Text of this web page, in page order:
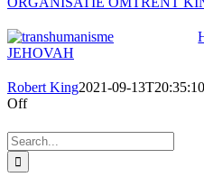
JEHOVAH
Robert King2021-09-
Offon
HANDEN
ZITTEN
ONDER
Search
for: